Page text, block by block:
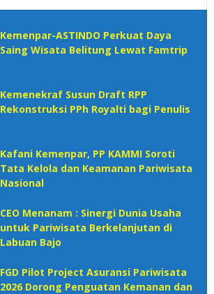
Kemenpar-ASTINDO Perkuat Daya
Saing Wisata Belitung Lewat Famtrip
Kemenekraf Susun Draft RPP
Rekonstruksi PPh Royalti bagi Penulis
Kafani Kemenpar, PP KAMMI Soroti
Tata Kelola dan Keamanan Pariwisata
Nasional‎
CEO Menanam : Sinergi Dunia Usaha
untuk Pariwisata Berkelanjutan di
Labuan Bajo
FGD Pilot Project Asuransi Pariwisata
2026 Dorong Penguatan Kemanan dan